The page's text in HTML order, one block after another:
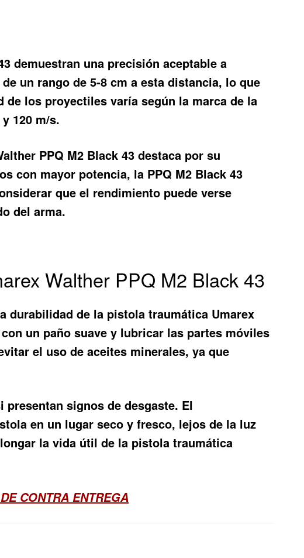
demuestran una precisión aceptable a
un rango de 5-8 cm a esta distancia, lo que
los proyectiles varía según la marca de la
120 m/s.
PPQ M2 Black 43 destaca por su
con mayor potencia, la PPQ M2 Black 43
que el rendimiento puede verse
del arma.
Walther PPQ M2 Black 43
durabilidad de la pistola traumática Umarex
un paño suave y lubricar las partes móviles
el uso de aceites minerales, ya que
signos de desgaste. El
en un lugar seco y fresco, lejos de la luz
la vida útil de la pistola traumática
CONTRA ENTREGA